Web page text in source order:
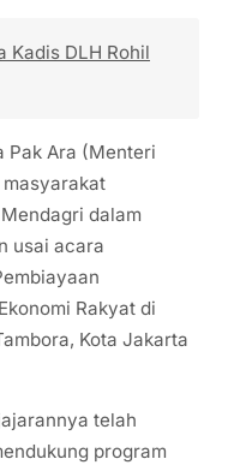
Kadis DLH Rohil
Pak Ara (Menteri
dalam
usai acara
Rakyat di
Kota Jakarta
telah
program